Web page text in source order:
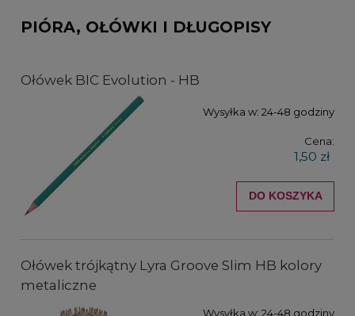
PIÓRA, OŁÓWKI I DŁUGOPISY
Ołówek BIC Evolution - HB
Wysyłka w: 24-48 godziny
Cena:
1,50 zł
DO KOSZYKA
Ołówek trójkątny Lyra Groove Slim HB kolory
metaliczne
Wysyłka w: 24-48 godziny